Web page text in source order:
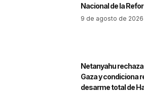
Nacional de la
9 de agosto de 2026
Netanyahu
Gaza y condiciona
desarme total de